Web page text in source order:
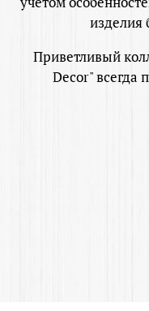
изделия
Приветливый
Decor" всегда